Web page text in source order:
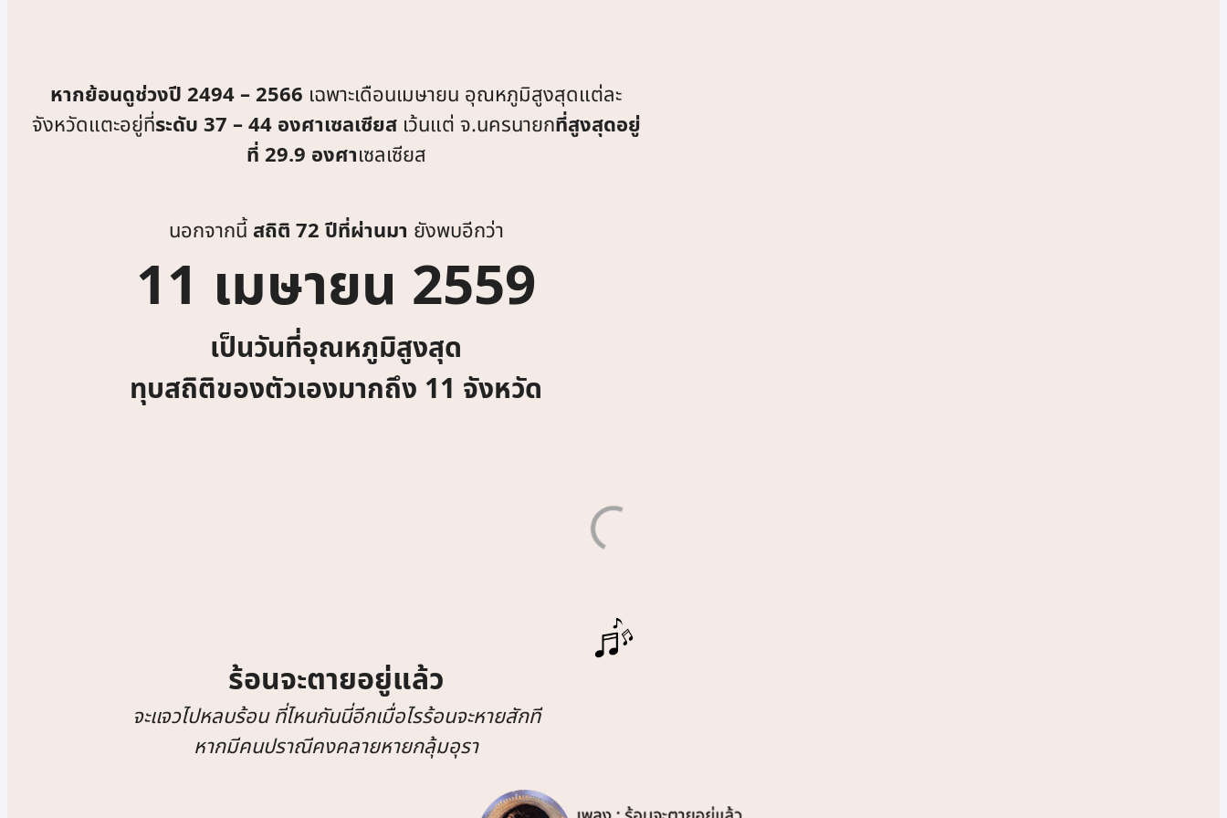
หากย้อนดูช่วงปี 2494 – 2566 เฉพาะเดือนเมษายน อุณหภูมิสูงสุดแต่ละ
จังหวัดแตะอยู่ที่ระดับ 37 – 44 องศาเซลเซียสเว้นแต่ จ.นครนายกที่สูงสุดอยู่
ที่ 29.9 องศาเซลเซียส
นอกจากนี้สถิติ 72 ปีที่ผ่านมา ยังพบอีกว่า
11 เมษายน 2559
เป็นวันที่อุณหภูมิสูงสุด
ทุบสถิติของตัวเองมากถึง 11 จังหวัด
ร้อนจะตายอยู่แล้ว
จะแจวไปหลบร้อน ที่ไหนกันนี่อีกเมื่อไรร้อนจะหายสักที
หากมีคนปราณีคงคลายหายกลุ้มอุรา